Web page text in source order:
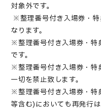
対象外です。
※整理番号付き入場券 ・
なります。
※整理番号付き入場券 ・特
です。
※整理番号付き入場券・特
一切を禁止致します。
※整理番号付き入場券 ・特
等含む)においても再発行は